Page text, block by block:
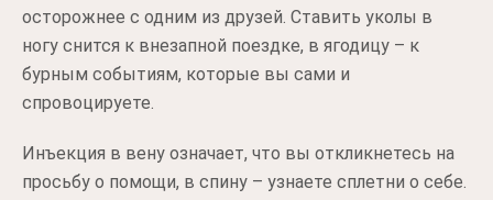
осторожнее с одним из друзей. Ставить уколы в
ногу снится к внезапной поездке, в ягодицу – к
бурным событиям, которые вы сами и
спровоцируете.
Инъекция в вену означает, что вы откликнетесь на
просьбу о помощи, в спину – узнаете сплетни о себе.